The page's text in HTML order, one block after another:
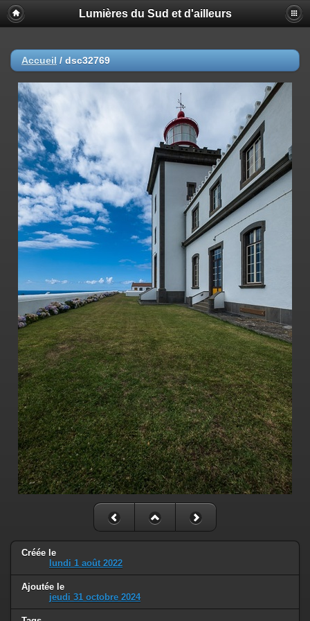
Lumières du Sud et d'ailleurs
Accueil / dsc32769
Créée le
lundi 1 août 2022
Ajoutée le
jeudi 31 octobre 2024